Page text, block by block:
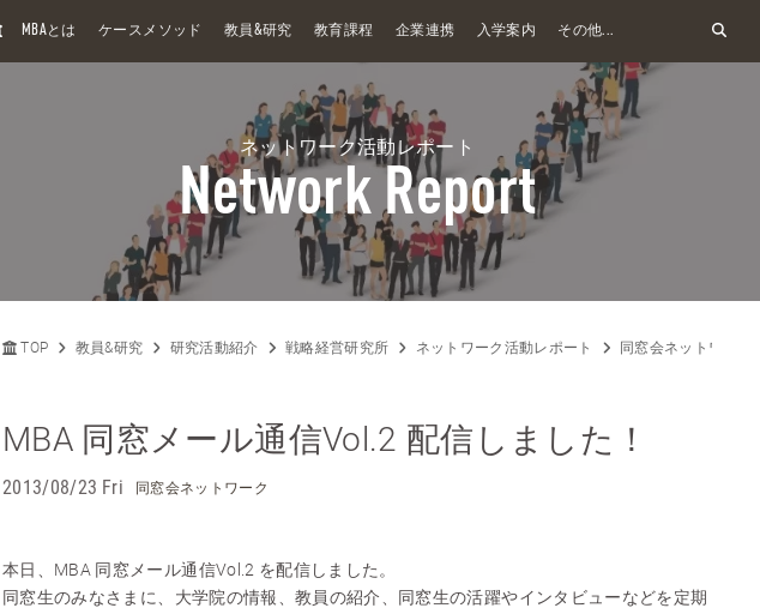
H
MBAとは ケースメソッド 教員&研究 教育課程 企業連携 入学案内 その他...
ネットワーク活動レポート
Network Report
TOP 教員&研究 研究活動紹介 戦略経営研究所 ネットワーク活動レポート 同窓会ネットワーク
MBA 同窓メール通信Vol.2 配信しました！
2013/08/23 Fri 同窓会ネットワーク
本日、MBA 同窓メール通信Vol.2 を配信しました。
同窓生のみなさまに、大学院の情報、教員の紹介、同窓生の活躍やインタビューなどを定期